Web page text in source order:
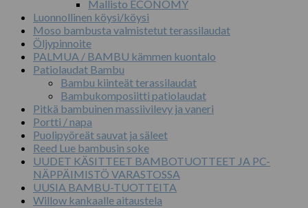
Mallisto ECONOMY
Luonnollinen köysi/köysi
Moso bambusta valmistetut terassilaudat
Öljypinnoite
PALMUA / BAMBU kämmen kuontalo
Patiolaudat Bambu
Bambu kiinteät terassilaudat
Bambukomposiitti patiolaudat
Pitkä bambuinen massiivilevy ja vaneri
Portti / napa
Puolipyöreät sauvat ja säleet
Reed Lue bambusin soke
UUDET KÄSITTEET BAMBOTUOTTEET JA PC-
NÄPPÄIMISTÖ VARASTOSSA
UUSIA BAMBU-TUOTTEITA
Willow kankaalle aitaustela